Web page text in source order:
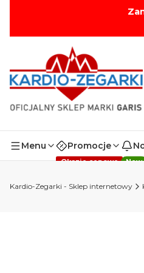
Menu Promocje
Okazje cenowe New
Kardio-Zegarki - Sklep internetowy